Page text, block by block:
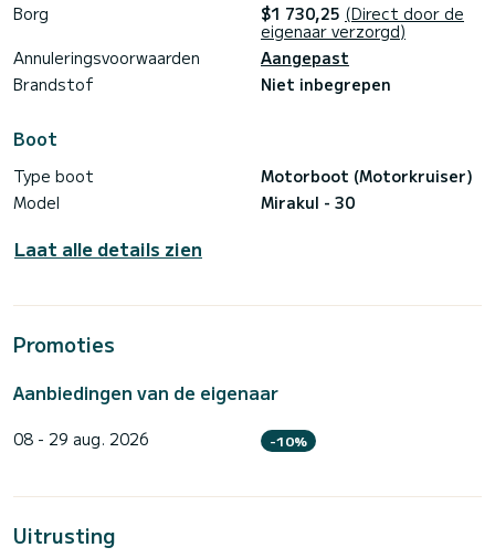
Borg
$1 730,25 (Direct door de
eigenaar verzorgd)
Annuleringsvoorwaarden
Aangepast
Brandstof
Niet inbegrepen
Boot
Type boot
Motorboot (Motorkruiser)
Model
Mirakul - 30
Laat alle details zien
Promoties
Aanbiedingen van de eigenaar
08 - 29 aug. 2026 -10%
Uitrusting